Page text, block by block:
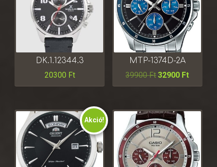
DK.1.12344.3
20300 Ft
MTP-1374D-2A
39900Ft 32900 Ft
Akció!